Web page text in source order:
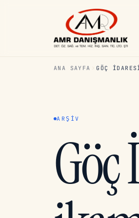
ANA SAYFA GÖÇ
ARŞIV
Göç